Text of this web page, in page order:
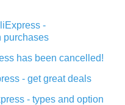
-
purchases
has been cancelled!
- get great deals
- types and option